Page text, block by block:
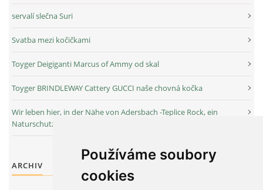
Používáme soubory
cookies
servalí slečna Suri
Svatba mezi kočičkami
Toyger Deigiganti Marcus of Ammy od skal
Toyger BRINDLEWAY Cattery GUCCI naše chovná kočka
Wir leben hier, in der Nähe von Adersbach -Teplice Rock, ein
Naturschutzgebiet
ARCHIV